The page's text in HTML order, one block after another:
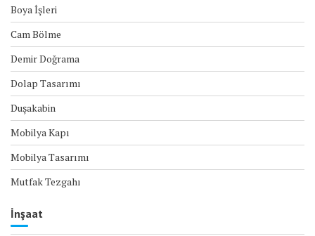
Boya İşleri
Cam Bölme
Demir Doğrama
Dolap Tasarımı
Duşakabin
Mobilya Kapı
Mobilya Tasarımı
Mutfak Tezgahı
İnşaat